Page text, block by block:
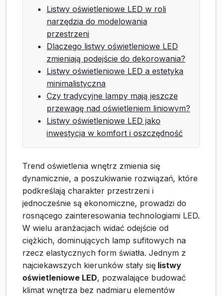
Listwy oświetleniowe LED w roli
narzędzia do modelowania
przestrzeni
Dlaczego listwy oświetleniowe LED
zmieniają podejście do dekorowania?
Listwy oświetleniowe LED a estetyka
minimalistyczna
Czy tradycyjne lampy mają jeszcze
przewagę nad oświetleniem liniowym?
Listwy oświetleniowe LED jako
inwestycja w komfort i oszczędność
Trend oświetlenia wnętrz zmienia się
dynamicznie, a poszukiwanie rozwiązań, które
podkreślają charakter przestrzeni i
jednocześnie są ekonomiczne, prowadzi do
rosnącego zainteresowania technologiami LED.
W wielu aranżacjach widać odejście od
ciężkich, dominujących lamp sufitowych na
rzecz elastycznych form światła. Jednym z
najciekawszych kierunków stały się listwy
oświetleniowe LED, pozwalające budować
klimat wnętrza bez nadmiaru elementów